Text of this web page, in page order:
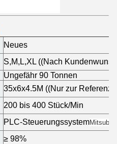
Neues
S,M,L,XL ((Nach
Ungefähr 90 Tonnen
35x6x4.5M ((Nur zur Referenz)
200 bis 400 Stück/Min
PLC-Steuerungssystem
≥ 98%